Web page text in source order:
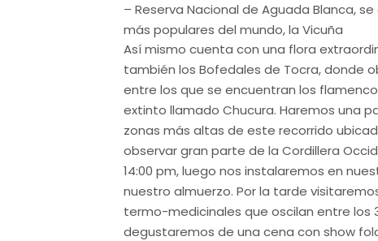
– Reserva Nacional de Aguada Blanca,
más populares del mundo, la Vicuña
Así mismo cuenta con una flora
también los Bofedales de Tocra, donde
entre los que se encuentran los
extinto llamado Chucura. Haremos una
zonas más altas de este recorrido
observar gran parte de la Cordillera
14:00 pm, luego nos instalaremos en
nuestro almuerzo. Por la tarde
termo-medicinales que oscilan entre los
degustaremos de una cena con show